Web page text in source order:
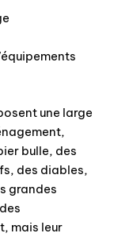
une large
bulle, des
des diables,
grandes
mais leur